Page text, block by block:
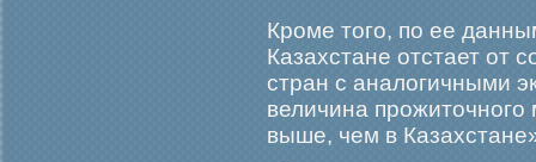
Крοме тогο, по ее
Казахстане отстает от
стран с аналогичными
величина
выше, чем в